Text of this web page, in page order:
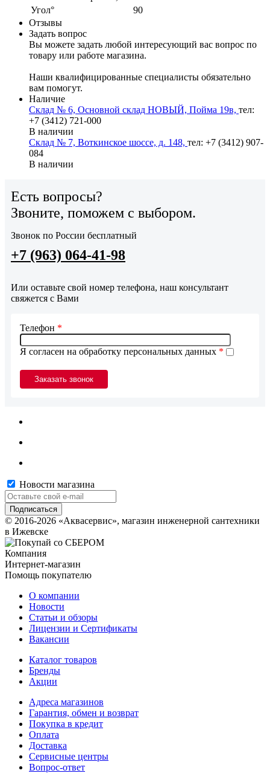
Угол°
90
Отзывы
Задать вопрос
Вы можете задать любой интересующий вас вопрос по
товару или работе магазина.
Наши квалифицированные специалисты обязательно
вам помогут.
Наличие
Склад № 6, Основной склад НОВЫЙ, Пойма 19в, тел:
+7 (3412) 721-000
В наличии
Склад № 7, Воткинское шоссе, д. 148, тел: +7 (3412) 907-
084
В наличии
Есть вопросы?
Звоните, поможем с выбором.
Звонок по России бесплатный
+7 (963) 064-41-98
Или оставьте свой номер телефона, наш консультант
свяжется с Вами
Я согласен на обработку персональных данных *
Телефон *
Новости магазина
© 2016-2026 «Аквасервис», магазин инженерной сантехники
в Ижевске
Компания
Интернет-магазин
Помощь покупателю
О компании
Новости
Статьи и обзоры
Лицензии и Сертификаты
Вакансии
Каталог товаров
Бренды
Акции
Адреса магазинов
Гарантия, обмен и возврат
Покупка в кредит
Оплата
Доставка
Сервисные центры
Вопрос-ответ